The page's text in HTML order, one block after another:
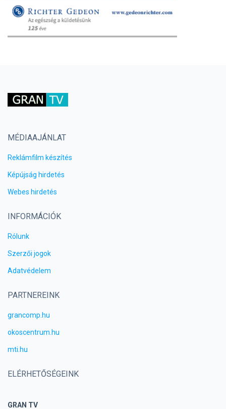
MÉDIAAJÁNLAT
Reklámfilm készítés
Képújság hirdetés
Webes hirdetés
INFORMÁCIÓK
Rólunk
Szerzői jogok
Adatvédelem
PARTNEREINK
grancomp.hu
okoscentrum.hu
mti.hu
ELÉRHETŐSÉGEINK
GRAN TV